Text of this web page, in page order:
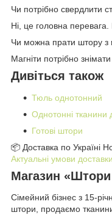
Чи потрібно свердлити
Ні, це головна
Чи можна прати штору з
Магніти потрібно
Дивіться також
Тюль однотонний
Однотонні тканини
Готові штори
📦 Доставка по Україні
Актуальні умови
Магазин
Сімейний бізнес з 15-
штори, продаємо тканини